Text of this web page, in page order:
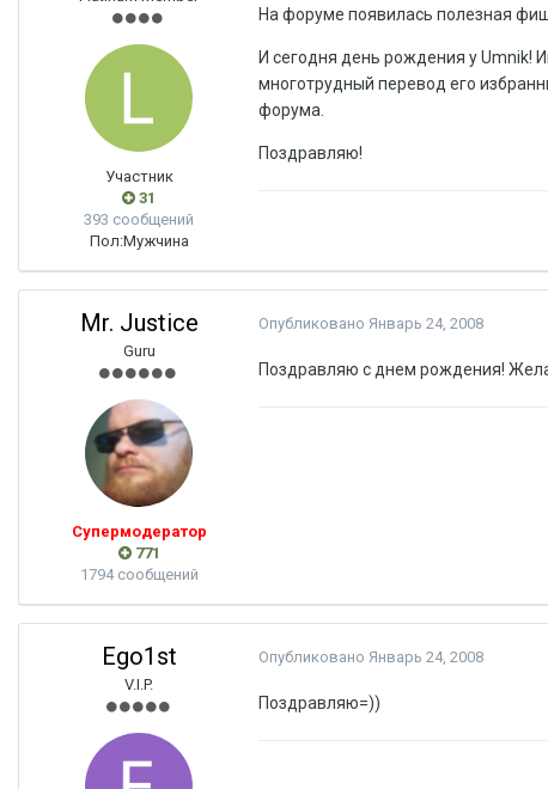
Участник
31
393 сообщений
Пол:Мужчина
На форуме появилась полезная
И сегодня день рождения у Umnik!
многотрудный перевод его
форума.
Поздравляю!
Mr. Justice
Guru
Супермодератор
771
1794 сообщений
Опубликовано Январь 24, 2008
Поздравляю с днем рождения!
Ego1st
V.I.P.
Опубликовано Январь 24, 2008
Поздравляю=))